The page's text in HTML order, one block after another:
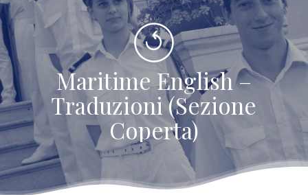
Maritime English –
Traduzioni (Sezione
Coperta)